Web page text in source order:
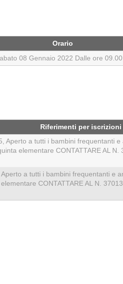
Orario
08 Gennaio 2022 Dalle ore
Riferimenti per iscrizioni
Aperto a tutti i bambini frequentanti
elementare CONTATTARE AL N.
a tutti i bambini frequentanti e
CONTATTARE AL N.